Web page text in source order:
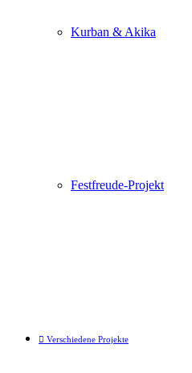
Kurban & Akika
Festfreude-Projekt
Verschiedene Projekte